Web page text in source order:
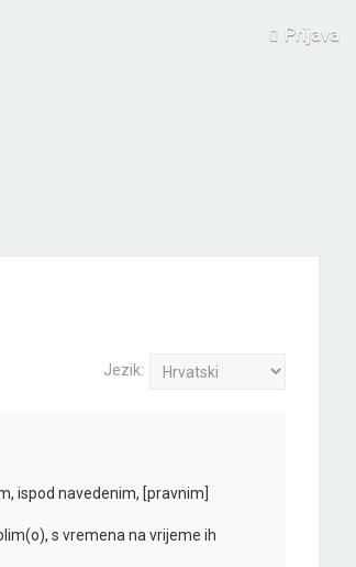
Prijava
Jezik:
ispod navedenim, [pravnim]
s vremena na vrijeme ih